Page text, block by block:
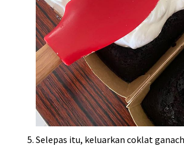
Selepas itu, keluarkan coklat